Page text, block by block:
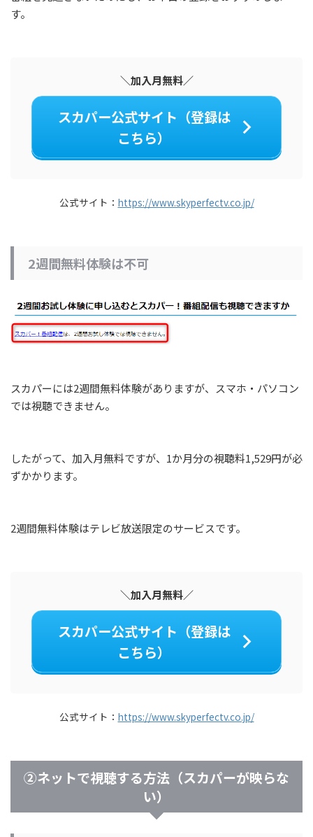
す。
＼加入月無料／
スカパー公式サイト（登録は
こちら）
公式サイト： https://www.skyperfectv.co.jp/
2週間無料体験は不可
スカパーには2週間無料体験がありますが、スマホ・パソコン
では視聴できません。
したがって、加入月無料ですが、1か月分の視聴料1,529円が必
ずかかります。
2週間無料体験はテレビ放送限定のサービスです。
＼加入月無料／
スカパー公式サイト（登録は
こちら）
公式サイト： https://www.skyperfectv.co.jp/
②ネットで視聴する方法（スカパーが映らな
い）